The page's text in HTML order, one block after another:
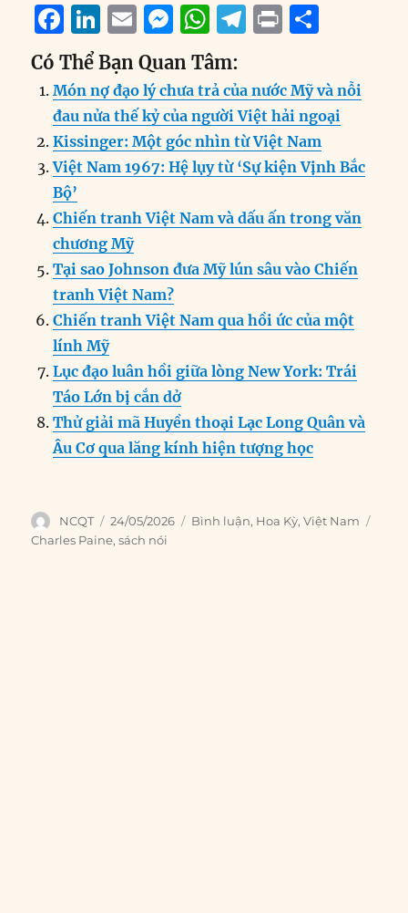
F
a
c
e
b
o
o
k
Li
n
k
e
d
I
E
m
ai
l
M
e
ss
e
n
g
W
h
at
s
A
p
T
e
g
r
a
P
n
t
a
re
Có Thể Bạn Quan Tâm:
Món nợ đạo lý chưa trả của nước Mỹ và nỗi
đau nửa thế kỷ của người Việt hải ngoại
Kissinger: Một góc nhìn từ Việt Nam
Việt Nam 1967: Hệ lụy từ ‘Sự kiện Vịnh Bắc
Bộ’
Chiến tranh Việt Nam và dấu ấn trong văn
chương Mỹ
Tại sao Johnson đưa Mỹ lún sâu vào Chiến
tranh Việt Nam?
Chiến tranh Việt Nam qua hồi ức của một
lính Mỹ
Lục đạo luân hồi giữa lòng New York: Trái
Táo Lớn bị cắn dở
Thử giải mã Huyền thoại Lạc Long Quân và
Âu Cơ qua lăng kính hiện tượng học
Author
NCQT
Posted
on
24/05/2026 Categories
Bình luận, Hoa Kỳ,Việt Nam
Charles Paine,sách nói